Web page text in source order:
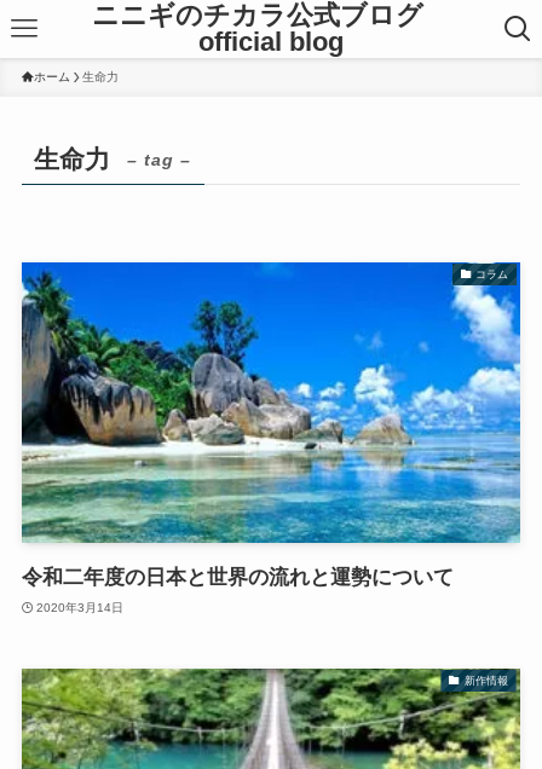
ニニギのチカラ公式ブログ
official blog
ホーム 生命力
生命力 – tag –
コラム
令和二年度の日本と世界の流れと運勢について
2020年3月14日
新作情報